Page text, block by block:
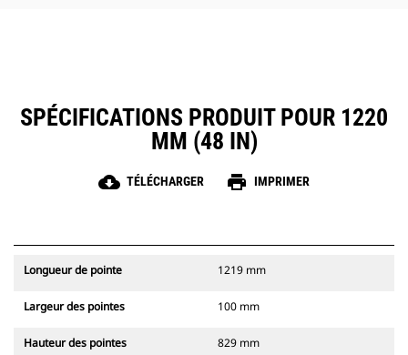
SPÉCIFICATIONS PRODUIT POUR 1220
MM (48 IN)
cloud_download TÉLÉCHARGER print IMPRIMER
Longueur de pointe 1219 mm
Largeur des pointes 100 mm
Hauteur des pointes 829 mm